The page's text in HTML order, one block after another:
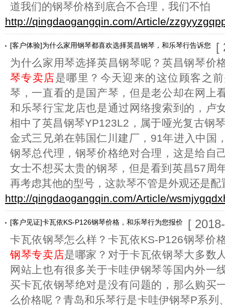
道我们的钢琴价格到底合不合理，我们不怕
http://qingdaogangqin.com/Article/
[客户体验]为什么家用钢琴都喜欢选择英昌钢琴，和乐琴行告诉您 [
为什么家用琴选择英昌钢琴呢？英昌钢琴价
琴专卖店是哪里？今天迎来的这位顾客之
琴，一直看的是国产琴，但是老公却在网上
和乐琴行宝龙店也是通过网络搜索到的，卢
相中了英昌钢琴YP123L2，属于哑光复古钢
金式三兄弟在韩国仁川建厂，91年进入中国
钢琴总代理，钢琴价格绝对合理，这是给自
女士不想买太贵的钢琴，但是看到英昌57周
再考虑其他的型号，这款琴不管是外观还是配
http://qingdaogangqin.com/Article/
[客户见证]卡瓦依KS-P126钢琴价格，和乐琴行为您报价 [
卡瓦依钢琴怎么样？卡瓦依KS-P126钢琴价
钢琴专卖店是哪家？对于卡瓦依钢琴大多数
网站上也有很多关于卡哇伊钢琴等国内外一
买卡瓦依钢琴绝对是没有问题的，那么购买
么价格呢？青岛和乐琴行是卡哇伊钢琴P系列